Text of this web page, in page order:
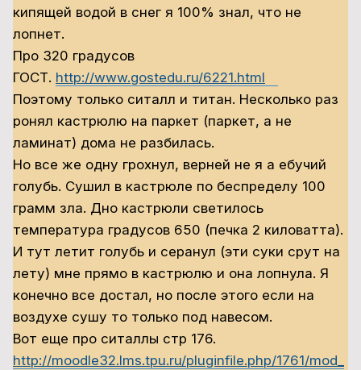
кипящей водой в снег я 100% знал, что не
лопнет.
Про 320 градусов
ГОСТ. http://www.gostedu.ru/6221.html
Поэтому только ситалл и титан. Несколько раз
ронял кастрюлю на паркет (паркет, а не
ламинат) дома не разбилась.
Но все же одну грохнул, верней не я а ебучий
голубь. Сушил в кастрюле по беспределу 100
грамм зла. Дно кастрюли светилось
температура градусов 650 (печка 2 киловатта).
И тут летит голубь и серанул (эти суки срут на
лету) мне прямо в кастрюлю и она лопнула. Я
конечно все достал, но после этого если на
воздухе сушу то только под навесом.
Вот еще про ситаллы стр 176.
http://moodle32.lms.tpu.ru/pluginfile.php/1761/mod_